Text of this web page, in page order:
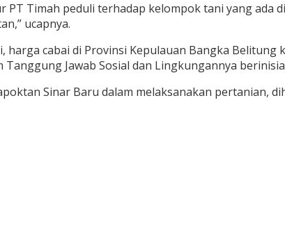
PT Timah peduli terhadap kelompok tani yang
ucapnya.
harga cabai di Provinsi Kepulauan Bangka
Jawab Sosial dan Lingkungannya
Sinar Baru dalam melaksanakan pertanian,